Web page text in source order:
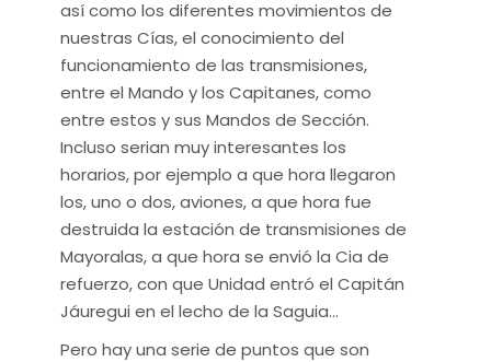
así como los diferentes movimientos de
nuestras Cías, el conocimiento del
funcionamiento de las transmisiones,
entre el Mando y los Capitanes, como
entre estos y sus Mandos de Sección.
Incluso serian muy interesantes los
horarios, por ejemplo a que hora llegaron
los, uno o dos, aviones, a que hora fue
destruida la estación de transmisiones de
Mayoralas, a que hora se envió la Cia de
refuerzo, con que Unidad entró el Capitán
Jáuregui en el lecho de la Saguia…
Pero hay una serie de puntos que son